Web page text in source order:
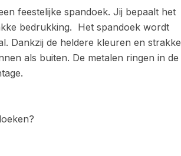
feestelijke spandoek. Jij bepaalt het
bedrukking.
Het spandoek wordt
Dankzij de heldere kleuren en strakke
als buiten. De metalen ringen in de